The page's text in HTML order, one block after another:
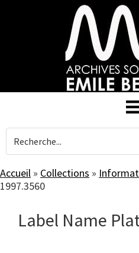
Accueil » Collections »
1997.3560
Label Name